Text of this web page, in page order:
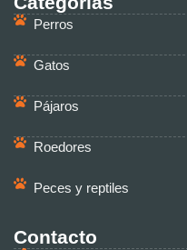
Perros
Gatos
Pájaros
Roedores
Peces y reptiles
Contacto